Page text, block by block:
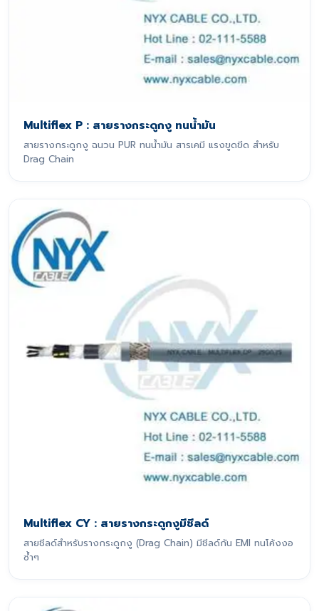
Multiflex P : สายรางกระดูกงู ทนน้ำมัน
สายรางกระดูกงู ฉนวน PUR ทนน้ำมัน สารเคมี แรงขูดขีด สำหรับ
Drag Chain
Multiflex CY : สายรางกระดูกงูมีชีลด์
สายชีลด์สำหรับรางกระดูกงู (Drag Chain) มีชีลด์กัน EMI ทนโค้งงอ
ซ้ำๆ